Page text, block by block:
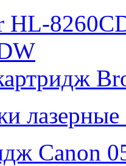
HL-
лазерные
Canon